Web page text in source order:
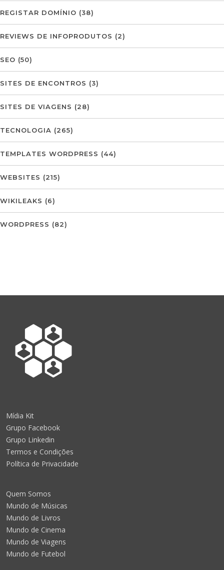
REGISTAR DOMÍNIO (38)
REVIEWS DE INFOPRODUTOS (2)
SEO (50)
SITES DE ENCONTROS (3)
SITES DE VIAGENS (28)
TECNOLOGIA (265)
TEMPLATES WORDPRESS (44)
WEBSITES (215)
WIKILEAKS (6)
WORDPRESS (82)
Mídia Kit
Grupo Facebook
Grupo Linkedin
Termos e Condições
Política de Privacidade
Quem Somos
Mundo de Músicas
Mundo de Livros
Mundo de Cinema
Mundo de Viagens
Mundo de Futebol